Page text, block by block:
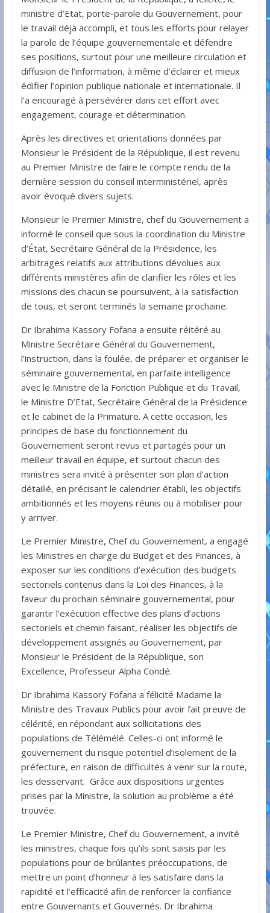
ministre d’Etat, porte-parole du Gouvernement, pour
le travail déjà accompli, et tous les efforts pour relayer
la parole de l’équipe gouvernementale et défendre
ses positions, surtout pour une meilleure circulation et
diffusion de l’information, à même d’éclairer et mieux
édifier l’opinion publique nationale et internationale. Il
l’a encouragé à persévérer dans cet effort avec
engagement, courage et détermination.
Après les directives et orientations données par
Monsieur le Président de la République, il est revenu
au Premier Ministre de faire le compte rendu de la
dernière session du conseil interministériel, après
avoir évoqué divers sujets.
Monsieur le Premier Ministre, chef du Gouvernement a
informé le conseil que sous la coordination du Ministre
d’État, Secrétaire Général de la Présidence, les
arbitrages relatifs aux attributions dévolues aux
différents ministères afin de clarifier les rôles et les
missions des chacun se poursuivent, à la satisfaction
de tous, et seront terminés la semaine prochaine.
Dr Ibrahima Kassory Fofana a ensuite réitéré au
Ministre Secrétaire Général du Gouvernement,
l’instruction, dans la foulée, de préparer et organiser le
séminaire gouvernemental, en parfaite intelligence
avec le Ministre de la Fonction Publique et du Travail,
le Ministre D’Etat, Secrétaire Général de la Présidence
et le cabinet de la Primature. A cette occasion, les
principes de base du fonctionnement du
Gouvernement seront revus et partagés pour un
meilleur travail en équipe, et surtout chacun des
ministres sera invité à présenter son plan d’action
détaillé, en précisant le calendrier établi, les objectifs
ambitionnés et les moyens réunis ou à mobiliser pour
y arriver.
Le Premier Ministre, Chef du Gouvernement, a engagé
les Ministres en charge du Budget et des Finances, à
exposer sur les conditions d’exécution des budgets
sectoriels contenus dans la Loi des Finances, à la
faveur du prochain séminaire gouvernemental, pour
garantir l’exécution effective des plans d’actions
sectoriels et chemin faisant, réaliser les objectifs de
développement assignés au Gouvernement, par
Monsieur le Président de la République, son
Excellence, Professeur Alpha Condé.
Dr Ibrahima Kassory Fofana a félicité Madame la
Ministre des Travaux Publics pour avoir fait preuve de
célérité, en répondant aux sollicitations des
populations de Télémélé. Celles-ci ont informé le
gouvernement du risque potentiel d’isolement de la
préfecture, en raison de difficultés à venir sur la route,
les desservant. Grâce aux dispositions urgentes
prises par la Ministre, la solution au problème a été
trouvée.
Le Premier Ministre, Chef du Gouvernement, a invité
les ministres, chaque fois qu’ils sont saisis par les
populations pour de brûlantes préoccupations, de
mettre un point d’honneur à les satisfaire dans la
rapidité et l’efficacité afin de renforcer la confiance
entre Gouvernants et Gouvernés. Dr Ibrahima